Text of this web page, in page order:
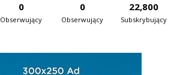
0
Obserwujący
0
Obserwujący
22,800
Subskrybujący